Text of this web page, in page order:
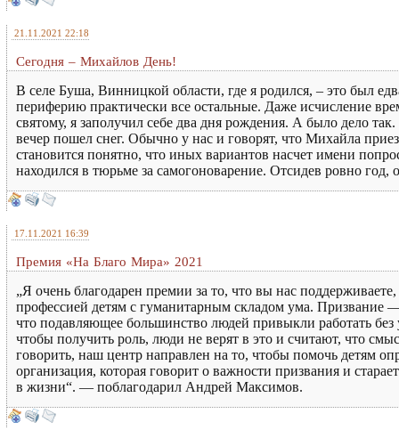
21.11.2021 22:18
Сегодня – Михайлов День!
В селе Буша, Винницкой области, где я родился, – это был
периферию практически все остальные. Даже исчисление
святому, я заполучил себе два дня рождения. А было дело
вечер пошел снег. Обычно у нас и говорят, что Михайла
становится понятно, что иных вариантов насчет имени
находился в тюрьме за самогоноварение. Отсидев ровно
17.11.2021 16:39
Премия «На Благо Мира» 2021
„Я очень благодарен премии за то, что вы нас
профессией детям с гуманитарным складом ума. Призвание
что подавляющее большинство людей привыкли работать без
чтобы получить роль, люди не верят в это и считают, что
говорить, наш центр направлен на то, чтобы помочь детям
организация, которая говорит о важности призвания и
в жизни“. — поблагодарил Андрей Максимов.